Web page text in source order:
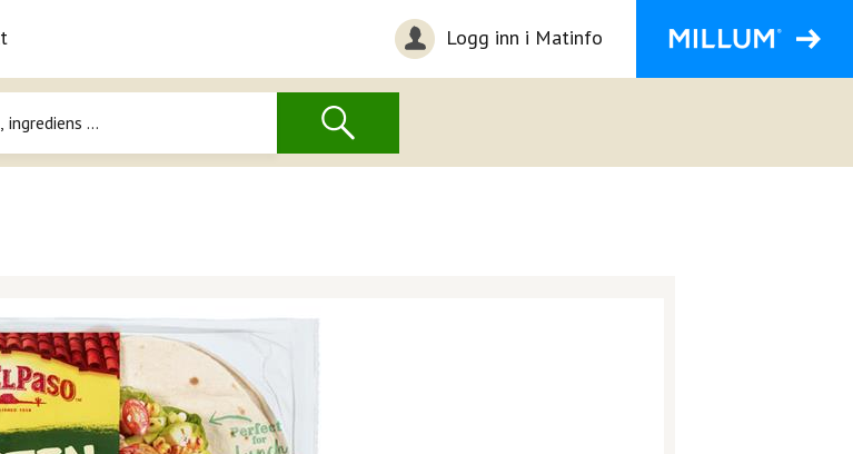
Logg inn i Matinfo